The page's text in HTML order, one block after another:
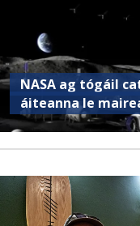
NASA ag tógáil
áiteanna le